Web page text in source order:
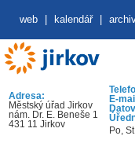
web kalendář
Adresa:
Městský úřad Jirkov
nám. Dr. E. Beneše 1
431 11 Jirkov
E-
Po,